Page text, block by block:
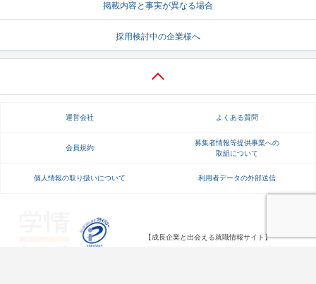
掲載内容と事実が異なる場合
採用検討中の企業様へ
運営会社 よくある質問
会員規約
募集者情報等提供事業への
取組について
個人情報の取り扱いについて 利用者データの外部送信
【成長企業と出会える就職情報サイト】